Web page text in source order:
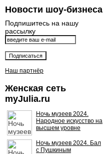
Новости шоу-бизнеса
Подпишитесь на нашу
рассылку
Наш партнёр
Женская сеть
myJulia.ru
Ночь музеев 2024.
Народное искусство на
высшем уровне
Ночь музеев 2024. Бал
с Пушкиным